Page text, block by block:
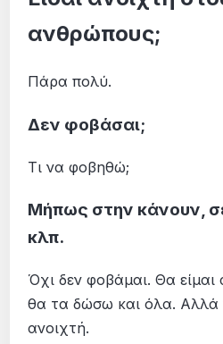
ανθρώπους;
Πάρα πολύ.
Δεν φοβάσαι;
Τι να φοβηθώ;
Μήπως στην κάνουν,
κλπ.
Όχι δεν φοβάμαι. Θα
θα τα δώσω και όλα. Αλλά
ανοιχτή.